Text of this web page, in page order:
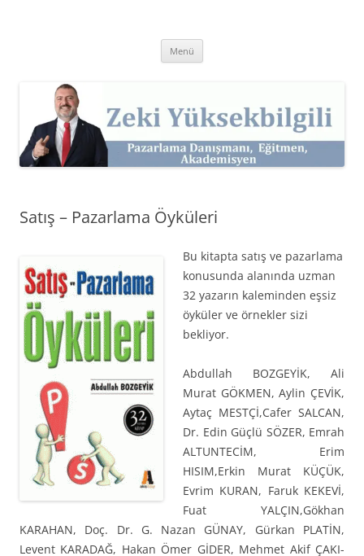
Kişisel Web Sitesi.
Menü
Satış – Pazarlama Öyküleri
Bu kitapta satış ve pazarlama
konusunda alanında uzman
32 yazarın kaleminden eşsiz
öyküler ve örnekler sizi
bekliyor.
Abdullah BOZGEYİK, Ali
Murat GÖKMEN, Aylin ÇEVİK,
Aytaç MESTÇİ,Cafer SALCAN,
Dr. Edin Güçlü SÖZER, Emrah
ALTUNTECİM, Erim
HISIM,Erkin Murat KÜÇÜK,
Evrim KURAN, Faruk KEKEVİ,
Fuat YALÇIN,Gökhan
KARAHAN, Doç. Dr. G. Nazan GÜNAY, Gürkan PLATİN,
Levent KARADAĞ, Hakan Ömer GİDER, Meh­met Akif ÇA­KI­